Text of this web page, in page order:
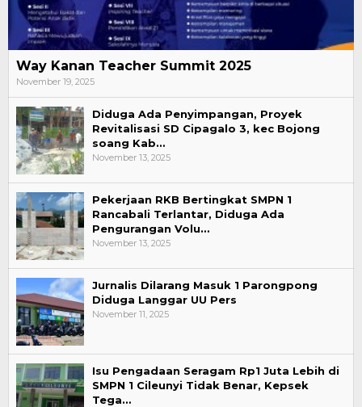
Way Kanan Teacher Summit 2025
November 19, 2025
Diduga Ada Penyimpangan, Proyek
Revitalisasi SD Cipagalo 3, kec Bojong
soang Kab…
November 13, 2025
Pekerjaan RKB Bertingkat SMPN 1
Rancabali Terlantar, Diduga Ada
Pengurangan Volu…
November 13, 2025
Jurnalis Dilarang Masuk 1 Parongpong
Diduga Langgar UU Pers
November 11, 2025
Isu Pengadaan Seragam Rp1 Juta Lebih di
SMPN 1 Cileunyi Tidak Benar, Kepsek
Tega…